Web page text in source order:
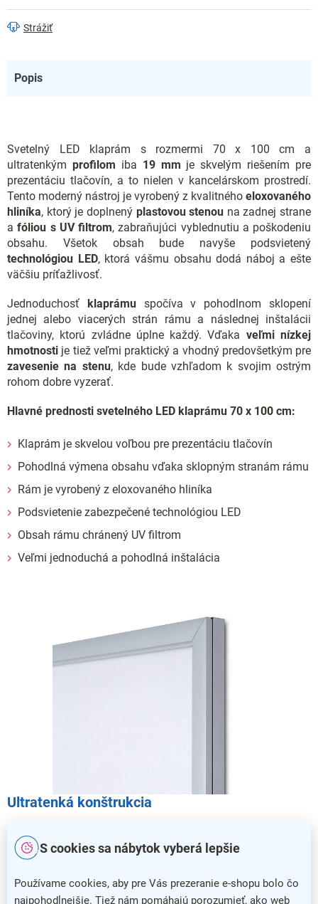
S cookies sa nábytok vyberá lepšie
Používame cookies, aby pre Vás prezeranie e-shopu bolo čo
najpohodlnejšie. Tiež nám pomáhajú porozumieť, ako web
Strážiť
Popis
Svetelný LED klaprám s rozmermi 70 x 100 cm a
ultratenkým profilom iba 19 mm je skvelým riešením pre
prezentáciu tlačovín, a to nielen v kancelárskom prostredí.
Tento moderný nástroj je vyrobený z kvalitného eloxovaného
hliníka, ktorý je doplnený plastovou stenou na zadnej strane
afóliou s UV filtrom, zabraňujúci vyblednutiu a poškodeniu
obsahu. Všetok obsah bude navyše podsvietený
technológiou LED, ktorá vášmu obsahu dodá náboj a ešte
väčšiu príťažlivosť.
Jednoduchosť klaprámuspočíva v pohodlnom sklopení
jednej alebo viacerých strán rámu a následnej inštalácii
tlačoviny, ktorú zvládne úplne každý. Vďaka veľmi nízkej
hmotnosti je tiež veľmi praktický a vhodný predovšetkým pre
zavesenie na stenu, kde bude vzhľadom k svojim ostrým
rohom dobre vyzerať.
Hlavné prednosti svetelného LED klaprámu 70 x 100 cm:
Klaprám je skvelou voľbou pre prezentáciu tlačovín
Pohodlná výmena obsahu vďaka sklopným stranám rámu
Rám je vyrobený z eloxovaného hliníka
Podsvietenie zabezpečené technológiou LED
Obsah rámu chránený UV filtrom
Veľmi jednoduchá a pohodlná inštalácia
Ultratenká konštrukcia
hliníka, ktorý je veľmi odolný a spoľahlivo tak ochráni
prezentovaný obsah.